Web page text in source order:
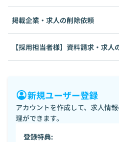
掲載企業・求人の削除依頼
【採用担当者様】資料請求・求人
新規ユーザー登録
アカウントを作成して、求人情
理ができます。
登録特典: